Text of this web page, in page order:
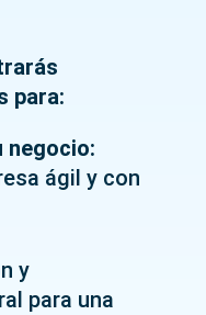
para:
negocio:
ágil y con
y
para una